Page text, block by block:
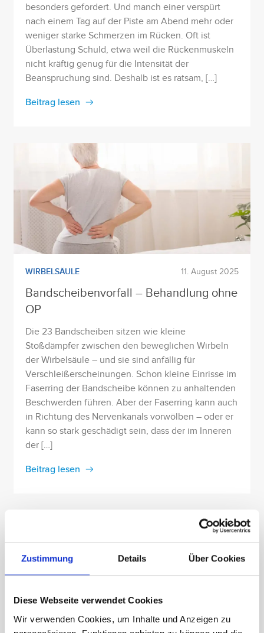
Zustimmung Details Über Cookies
Diese Webseite verwendet Cookies
Wir verwenden Cookies, um Inhalte und Anzeigen zu
besonders gefordert. Und manch einer verspürt
nach einem Tag auf der Piste am Abend mehr oder
weniger starke Schmerzen im Rücken. Oft ist
Überlastung Schuld, etwa weil die Rückenmuskeln
nicht kräftig genug für die Intensität der
Beanspruchung sind. Deshalb ist es ratsam, […]
Beitrag lesen
WIRBELSÄULE 11. August 2025
Bandscheibenvorfall – Behandlung ohne
OP
Die 23 Bandscheiben sitzen wie kleine
Stoßdämpfer zwischen den beweglichen Wirbeln
der Wirbelsäule – und sie sind anfällig für
Verschleißerscheinungen. Schon kleine Einrisse im
Faserring der Bandscheibe können zu anhaltenden
Beschwerden führen. Aber der Faserring kann auch
in Richtung des Nervenkanals vorwölben – oder er
kann so stark geschädigt sein, dass der im Inneren
der […]
Beitrag lesen